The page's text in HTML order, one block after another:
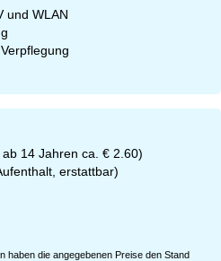
und WLAN
14 Jahren ca. € 2.60)
erstattbar)
haben die angegebenen Preise den Stand